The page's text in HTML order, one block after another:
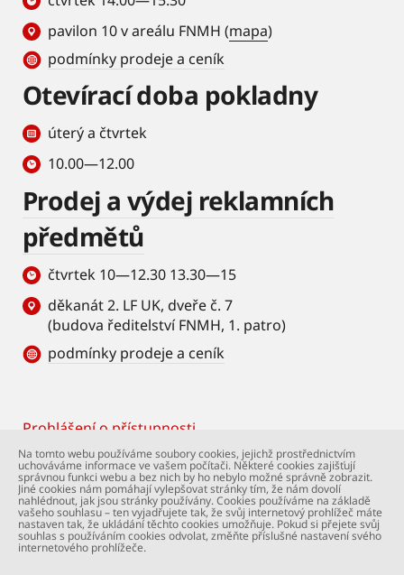
pavilon 10 v areálu FNMH (mapa)
podmínky prodeje a ceník
Otevírací doba pokladny
úterý a čtvrtek
10.00—12.00
Prodej a výdej reklamních
předmětů
čtvrtek 10—12.30 13.30—15
děkanát 2. LF UK, dveře č. 7
(budova ředitelství FNMH, 1. patro)
podmínky prodeje a ceník
Footer
Prohlášení o přístupnosti
© Univerzita Karlova – 2. lékařská fakulta. Všechna
práva vyhrazena. Foto: 2. LF a Shutterstock.com.
Podpora webu:webmaster@lfmotol.cuni.cz
Na tomto webu používáme soubory cookies, jejichž prostřednictvím
uchováváme informace ve vašem počítači. Některé cookies zajišťují
správnou funkci webu a bez nich by ho nebylo možné správně zobrazit.
Jiné cookies nám pomáhají vylepšovat stránky tím, že nám dovolí
nahlédnout, jak jsou stránky používány. Cookies používáme na základě
vašeho souhlasu – ten vyjadřujete tak, že svůj internetový prohlížeč máte
nastaven tak, že ukládání těchto cookies umožňuje. Pokud si přejete svůj
souhlas s používáním cookies odvolat, změňte příslušné nastavení svého
internetového prohlížeče.